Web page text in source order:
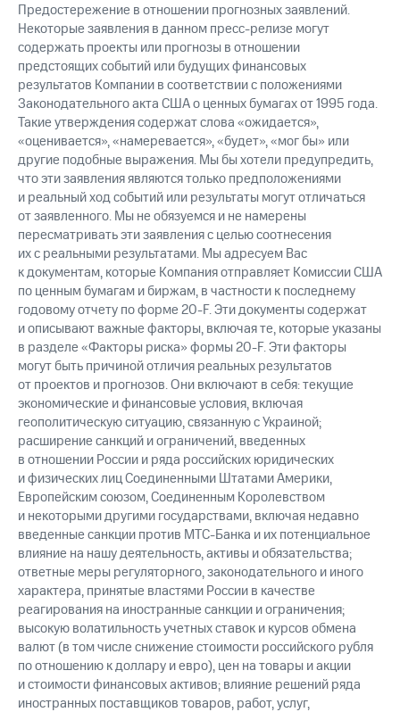
Предостережение в отношении прогнозных заявлений.
Некоторые заявления в данном пресс-релизе могут
содержать проекты или прогнозы в отношении
предстоящих событий или будущих финансовых
результатов Компании в соответствии с положениями
Законодательного акта США о ценных бумагах от 1995 года.
Такие утверждения содержат слова «ожидается»,
«оценивается», «намеревается», «будет», «мог бы» или
другие подобные выражения. Мы бы хотели предупредить,
что эти заявления являются только предположениями
и реальный ход событий или результаты могут отличаться
от заявленного. Мы не обязуемся и не намерены
пересматривать эти заявления с целью соотнесения
их с реальными результатами. Мы адресуем Вас
к документам, которые Компания отправляет Комиссии США
по ценным бумагам и биржам, в частности к последнему
годовому отчету по форме 20-F. Эти документы содержат
и описывают важные факторы, включая те, которые указаны
в разделе «Факторы риска» формы 20-F. Эти факторы
могут быть причиной отличия реальных результатов
от проектов и прогнозов. Они включают в себя: текущие
экономические и финансовые условия, включая
геополитическую ситуацию, связанную с Украиной;
расширение санкций и ограничений, введенных
в отношении России и ряда российских юридических
и физических лиц Соединенными Штатами Америки,
Европейским союзом, Соединенным Королевством
и некоторыми другими государствами, включая недавно
введенные санкции против МТС-Банка и их потенциальное
влияние на нашу деятельность, активы и обязательства;
ответные меры регуляторного, законодательного и иного
характера, принятые властями России в качестве
реагирования на иностранные санкции и ограничения;
высокую волатильность учетных ставок и курсов обмена
валют (в том числе снижение стоимости российского рубля
по отношению к доллару и евро), цен на товары и акции
и стоимости финансовых активов; влияние решений ряда
иностранных поставщиков товаров, работ, услуг,